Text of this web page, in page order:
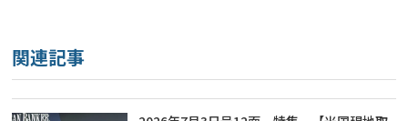
関連記事